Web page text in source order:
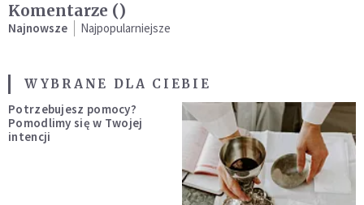
Komentarze ()
Najnowsze Najpopularniejsze
WYBRANE DLA CIEBIE
Potrzebujesz pomocy?
Pomodlimy się w Twojej
intencji